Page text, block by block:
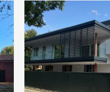
Squero di S.